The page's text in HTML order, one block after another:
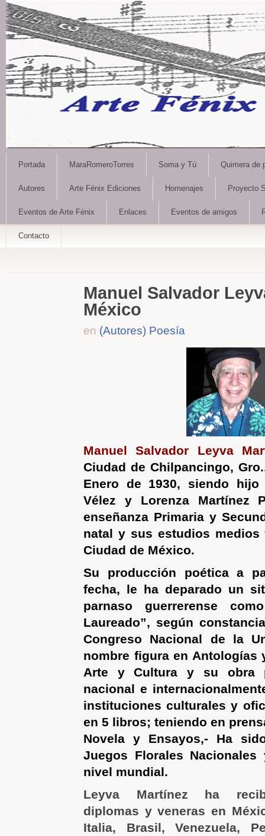
Portada MaraRomeroTorres Soma y Tú Quimera de
Autores Arte Fénix Ediciones Homenajes Proyecto
Eventos de Arte Fénix Enlaces Eventos de amigos
Contacto
Manuel Salvador
México
en (Autores) Poesía
Manuel Salvador Leyva
Ciudad de Chilpancingo,
Enero de 1930, siendo
Vélez y Lorenza Martínez
enseñanza Primaria y
natal y sus estudios
Ciudad de México.
Su producción poética a
fecha, le ha deparado un
parnaso guerrerense
Laureado”, según
Congreso Nacional de la
nombre figura en Antologías
Arte y Cultura y su obra
nacional e
instituciones culturales y
en 5 libros; teniendo en
Novela y Ensayos,- Ha
Juegos Florales
nivel mundial.
Leyva Martínez ha
diplomas y veneras en
Italia, Brasil, Venezuela,